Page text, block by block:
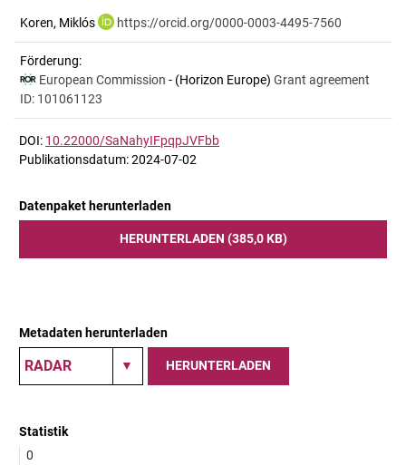
Koren, Miklós https://orcid.org/0000-0003-4495-7560
Förderung:
European Commission - (Horizon Europe) Grant agreement
ID: 101061123
DOI: 10.22000/SaNahyIFpqpJVFbb
Publikationsdatum: 2024-07-02
Datenpaket herunterladen
HERUNTERLADEN (385,0 KB)
Metadaten herunterladen
HERUNTERLADEN
Statistik
0